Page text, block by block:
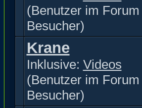
(Benutzer im
Besucher)
Krane
Inklusive: Videos
(Benutzer im
Besucher)